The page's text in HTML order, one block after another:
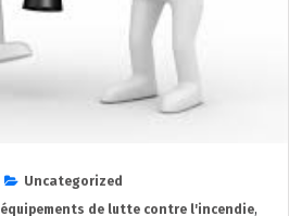
Uncategorized
équipements de lutte contre l'incendie,